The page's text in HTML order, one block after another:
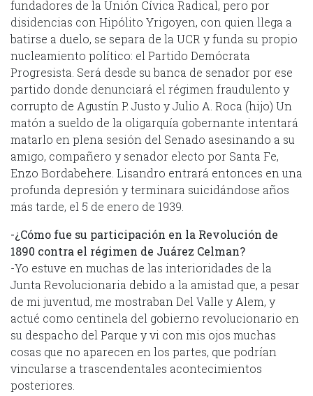
fundadores de la Unión Cívica Radical, pero por
disidencias con Hipólito Yrigoyen, con quien llega a
batirse a duelo, se separa de la UCR y funda su propio
nucleamiento político: el Partido Demócrata
Progresista. Será desde su banca de senador por ese
partido donde denunciará el régimen fraudulento y
corrupto de Agustín P. Justo y Julio A. Roca (hijo) Un
matón a sueldo de la oligarquía gobernante intentará
matarlo en plena sesión del Senado asesinando a su
amigo, compañero y senador electo por Santa Fe,
Enzo Bordabehere. Lisandro entrará entonces en una
profunda depresión y terminara suicidándose años
más tarde, el 5 de enero de 1939.
-¿Cómo fue su participación en la Revolución de
1890 contra el régimen de Juárez Celman?
-Yo estuve en muchas de las interioridades de la
Junta Revolucionaria debido a la amistad que, a pesar
de mi juventud, me mostraban Del Valle y Alem, y
actué como centinela del gobierno revolucionario en
su despacho del Parque y vi con mis ojos muchas
cosas que no aparecen en los partes, que podrían
vincularse a trascendentales acontecimientos
posteriores.